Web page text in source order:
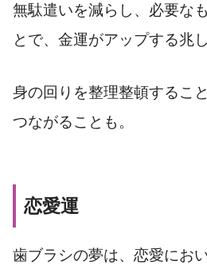
無駄遣いを減らし、必要な
とで、金運がアップする兆
身の回りを整理整頓するこ
つながることも。
恋愛運
歯ブラシの夢は、恋愛にお